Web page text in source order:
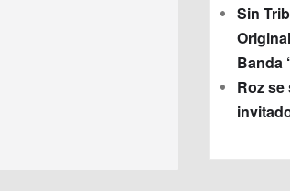
Sin
Banda
Roz